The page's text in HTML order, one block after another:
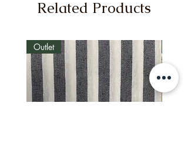
Related Products
Outlet